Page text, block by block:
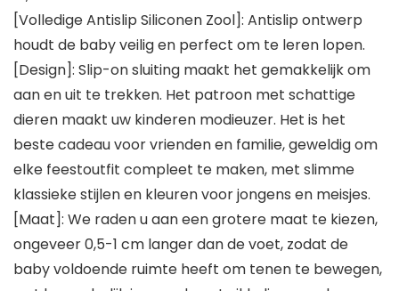
[Volledige Antislip Siliconen Zool]: Antislip ontwerp
houdt de baby veilig en perfect om te leren lopen.
[Design]: Slip-on sluiting maakt het gemakkelijk om
aan en uit te trekken. Het patroon met schattige
dieren maakt uw kinderen modieuzer. Het is het
beste cadeau voor vrienden en familie, geweldig om
elke feestoutfit compleet te maken, met slimme
klassieke stijlen en kleuren voor jongens en meisjes.
[Maat]: We raden u aan een grotere maat te kiezen,
ongeveer 0,5-1 cm langer dan de voet, zodat de
baby voldoende ruimte heeft om tenen te bewegen,